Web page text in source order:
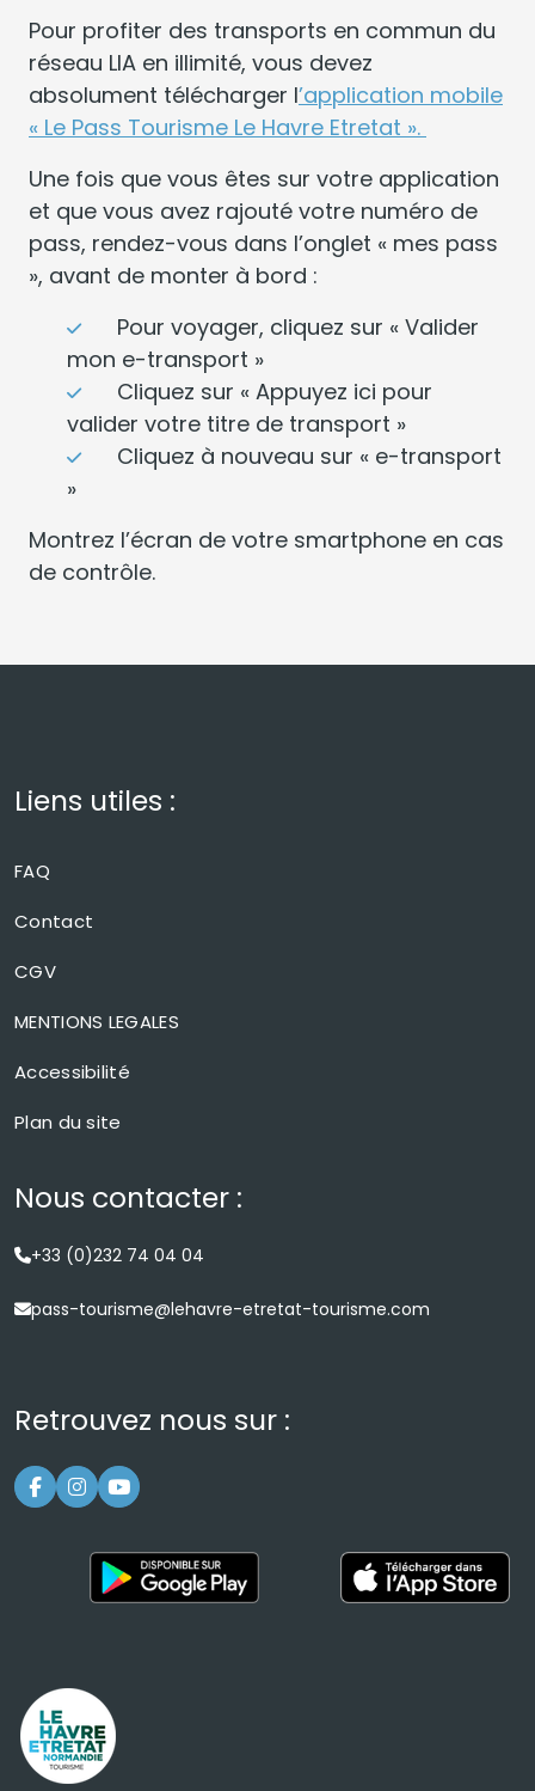
Pour profiter des transports en commun du
réseau LIA en illimité, vous devez
absolument télécharger l’application mobile
« Le Pass Tourisme Le Havre Etretat ».
Une fois que vous êtes sur votre application
et que vous avez rajouté votre numéro de
pass, rendez-vous dans l’onglet « mes pass
», avant de monter à bord :
Pour voyager, cliquez sur « Valider
mon e-transport »
Cliquez sur « Appuyez ici pour
valider votre titre de transport »
Cliquez à nouveau sur « e-transport
»
Montrez l’écran de votre smartphone en cas
de contrôle.
Liens utiles :
FAQ
Contact
CGV
MENTIONS LEGALES
Accessibilité
Plan du site
Nous contacter :
+33 (0)232 74 04 04
pass-tourisme@lehavre-etretat-tourisme.com
Retrouvez nous sur :